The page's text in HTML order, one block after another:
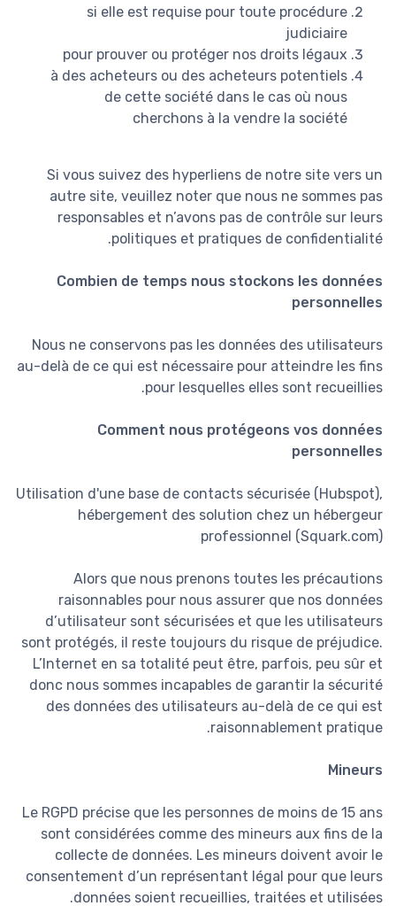
si elle est requise pour toute procédure
judiciaire
pour prouver ou protéger nos droits légaux
à des acheteurs ou des acheteurs potentiels
de cette société dans le cas où nous
cherchons à la vendre la société
Si vous suivez des hyperliens de notre site vers un
autre site, veuillez noter que nous ne sommes pas
responsables et n’avons pas de contrôle sur leurs
politiques et pratiques de confidentialité.
Combien de temps nous stockons les données
personnelles
Nous ne conservons pas les données des utilisateurs
au-delà de ce qui est nécessaire pour atteindre les fins
pour lesquelles elles sont recueillies.
Comment nous protégeons vos données
personnelles
Utilisation d'une base de contacts sécurisée (Hubspot),
hébergement des solution chez un hébergeur
professionnel (Squark.com)
Alors que nous prenons toutes les précautions
raisonnables pour nous assurer que nos données
d’utilisateur sont sécurisées et que les utilisateurs
sont protégés, il reste toujours du risque de préjudice.
L’Internet en sa totalité peut être, parfois, peu sûr et
donc nous sommes incapables de garantir la sécurité
des données des utilisateurs au-delà de ce qui est
raisonnablement pratique.
Mineurs
Le RGPD précise que les personnes de moins de 15 ans
sont considérées comme des mineurs aux fins de la
collecte de données. Les mineurs doivent avoir le
consentement d’un représentant légal pour que leurs
données soient recueillies, traitées et utilisées.